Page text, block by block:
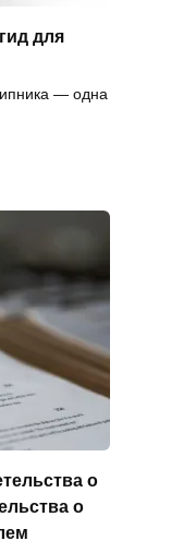
для
— одна
о
о